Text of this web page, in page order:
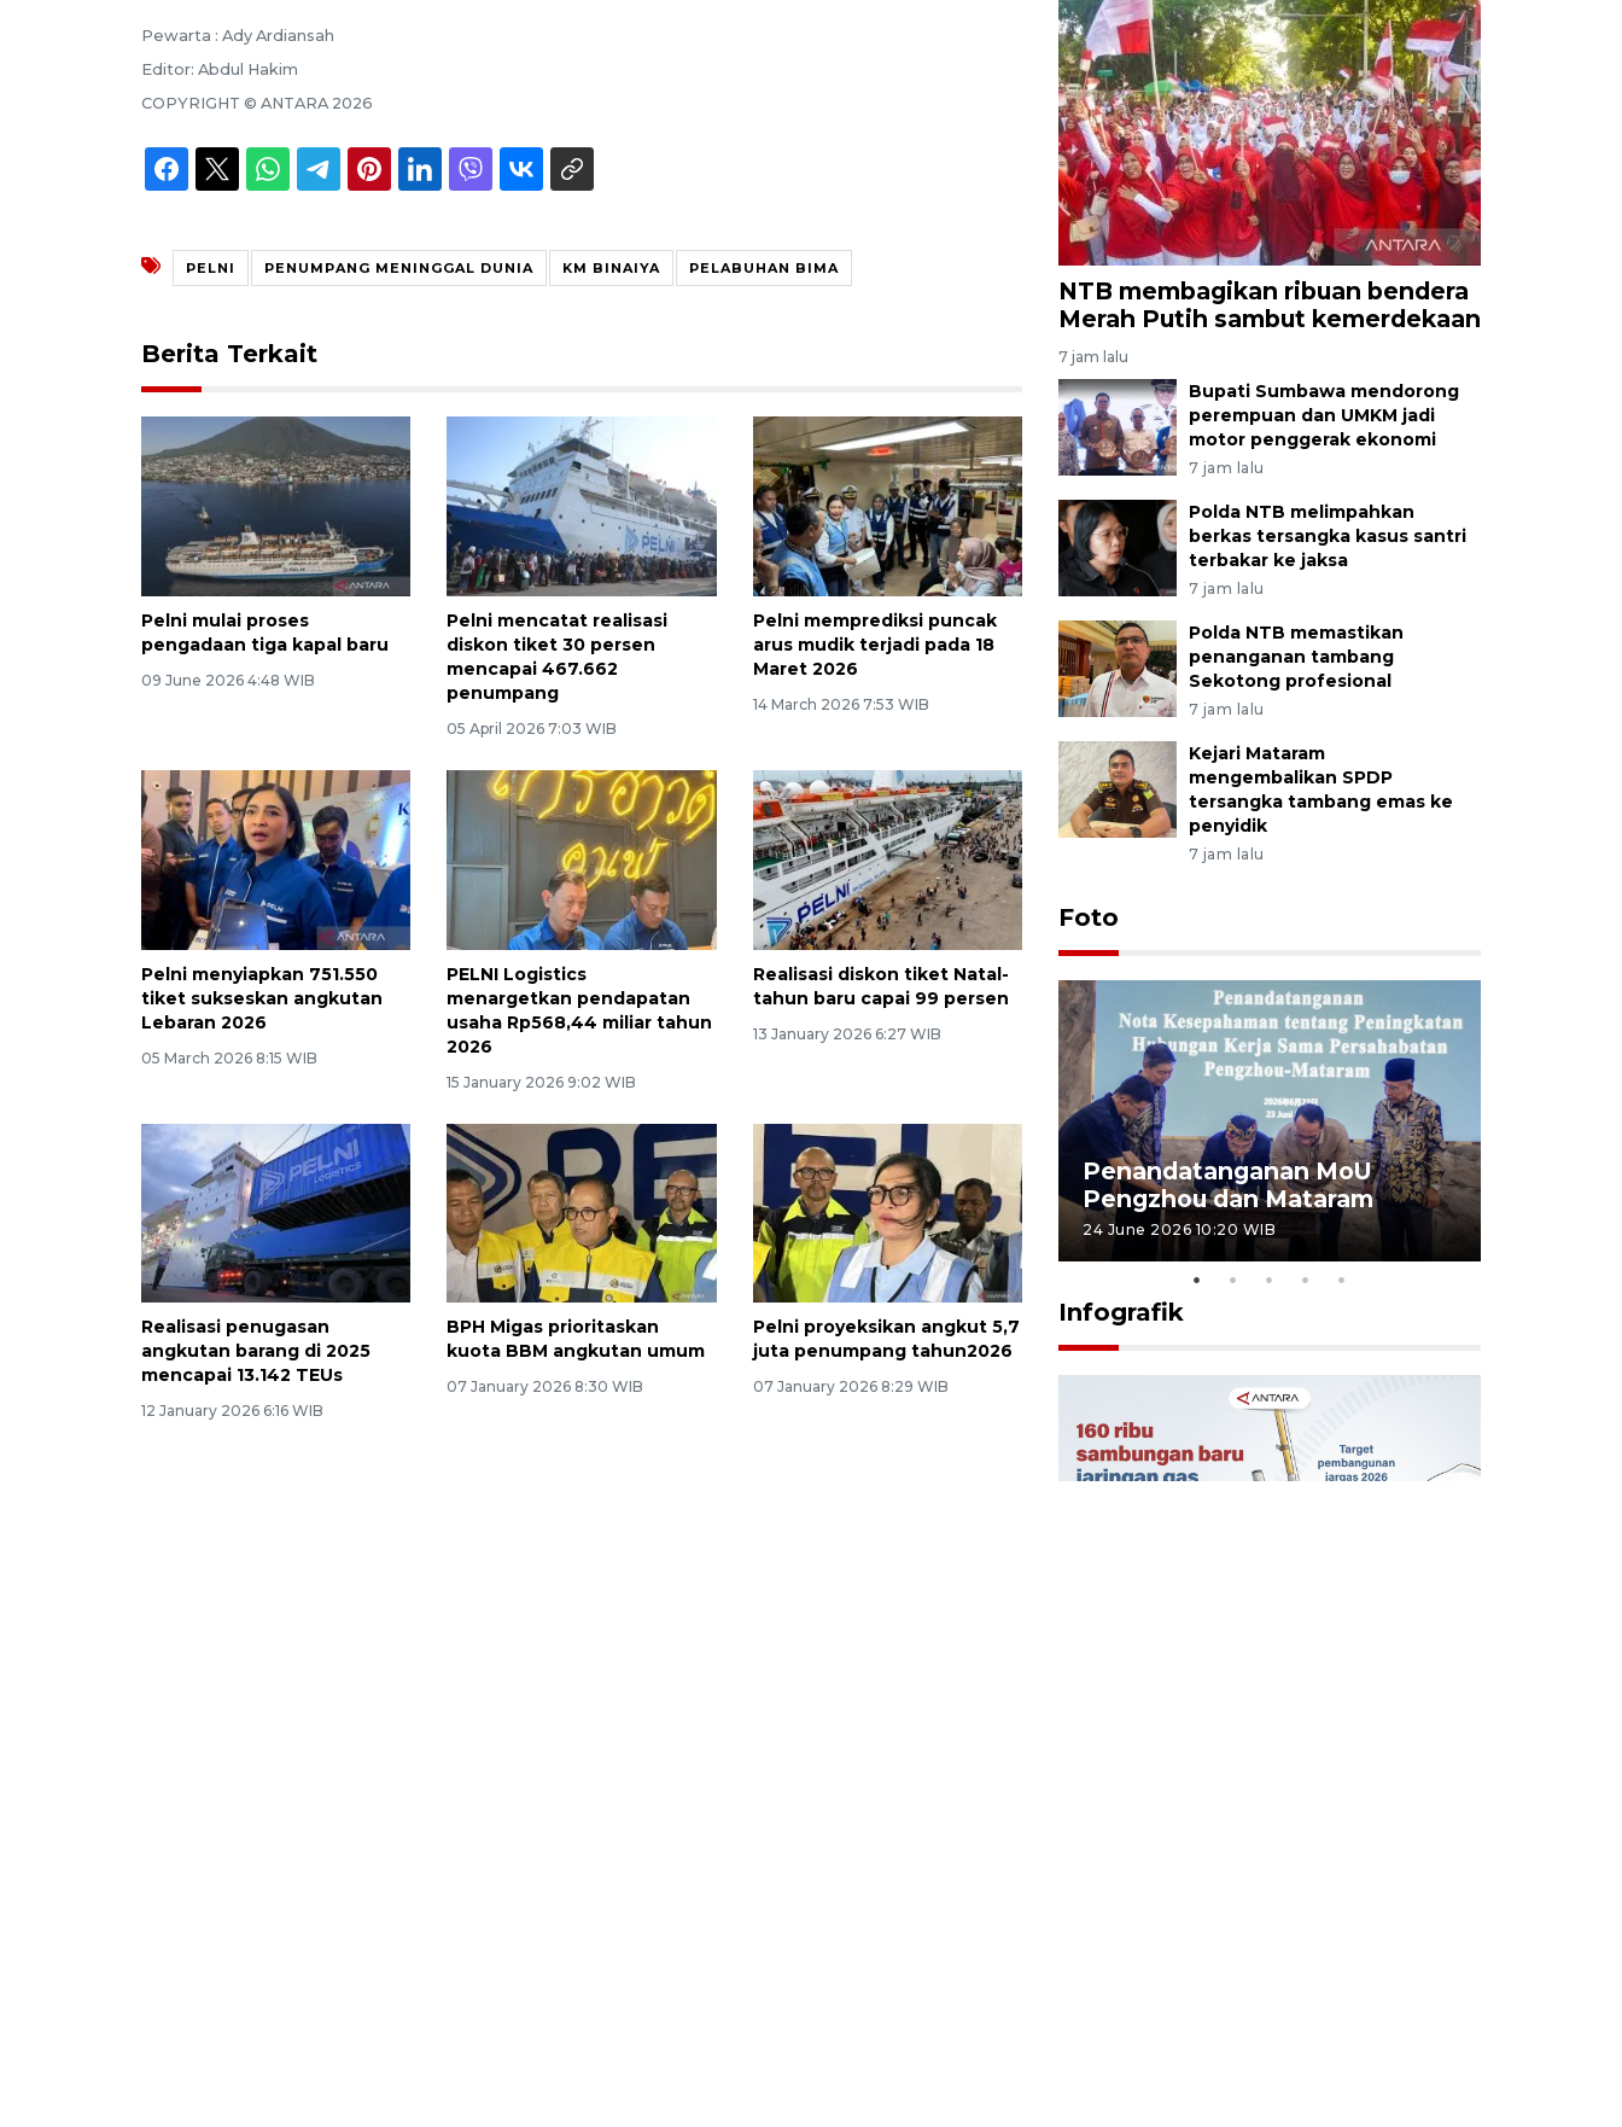
Pewarta : Ady Ardiansah
Editor: Abdul Hakim
COPYRIGHT © ANTARA 2026
PELNI PENUMPANG MENINGGAL DUNIA KM BINAIYA PELABUHAN BIMA
Berita Terkait
Pelni mulai proses
pengadaan tiga kapal baru
09 June 2026 4:48 WIB
Pelni mencatat realisasi
diskon tiket 30 persen
mencapai 467.662
penumpang
05 April 2026 7:03 WIB
Pelni memprediksi puncak
arus mudik terjadi pada 18
Maret 2026
14 March 2026 7:53 WIB
Pelni menyiapkan 751.550
tiket sukseskan angkutan
Lebaran 2026
05 March 2026 8:15 WIB
PELNI Logistics
menargetkan pendapatan
usaha Rp568,44 miliar tahun
2026
15 January 2026 9:02 WIB
Realisasi diskon tiket Natal-
tahun baru capai 99 persen
13 January 2026 6:27 WIB
Realisasi penugasan
angkutan barang di 2025
mencapai 13.142 TEUs
12 January 2026 6:16 WIB
BPH Migas prioritaskan
kuota BBM angkutan umum
07 January 2026 8:30 WIB
Pelni proyeksikan angkut 5,7
juta penumpang tahun2026
07 January 2026 8:29 WIB
NTB membagikan ribuan bendera
Merah Putih sambut kemerdekaan
7 jam lalu
Bupati Sumbawa mendorong
perempuan dan UMKM jadi
motor penggerak ekonomi
7 jam lalu
Polda NTB melimpahkan
berkas tersangka kasus santri
terbakar ke jaksa
7 jam lalu
Polda NTB memastikan
penanganan tambang
Sekotong profesional
7 jam lalu
Kejari Mataram
mengembalikan SPDP
tersangka tambang emas ke
penyidik
7 jam lalu
Foto
Sidang putusan terdakwa
pembunuhan Brigadir Nurhadi
10 March 2026 12:55 WIB
Penandatanganan MoU
Pengzhou dan Mataram
24 June 2026 10:20 WIB
Infografik